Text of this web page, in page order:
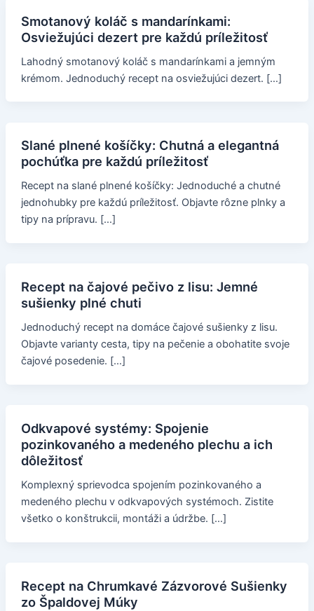
Smotanový koláč s mandarínkami:
Osviežujúci dezert pre každú príležitosť
Lahodný smotanový koláč s mandarínkami a jemným
krémom. Jednoduchý recept na osviežujúci dezert. […]
Slané plnené košíčky: Chutná a elegantná
pochúťka pre každú príležitosť
Recept na slané plnené košíčky: Jednoduché a chutné
jednohubky pre každú príležitosť. Objavte rôzne plnky a
tipy na prípravu. […]
Recept na čajové pečivo z lisu: Jemné
sušienky plné chuti
Jednoduchý recept na domáce čajové sušienky z lisu.
Objavte varianty cesta, tipy na pečenie a obohatite svoje
čajové posedenie. […]
Odkvapové systémy: Spojenie
pozinkovaného a medeného plechu a ich
dôležitosť
Komplexný sprievodca spojením pozinkovaného a
medeného plechu v odkvapových systémoch. Zistite
všetko o konštrukcii, montáži a údržbe. […]
Recept na Chrumkavé Zázvorové Sušienky
zo Špaldovej Múky